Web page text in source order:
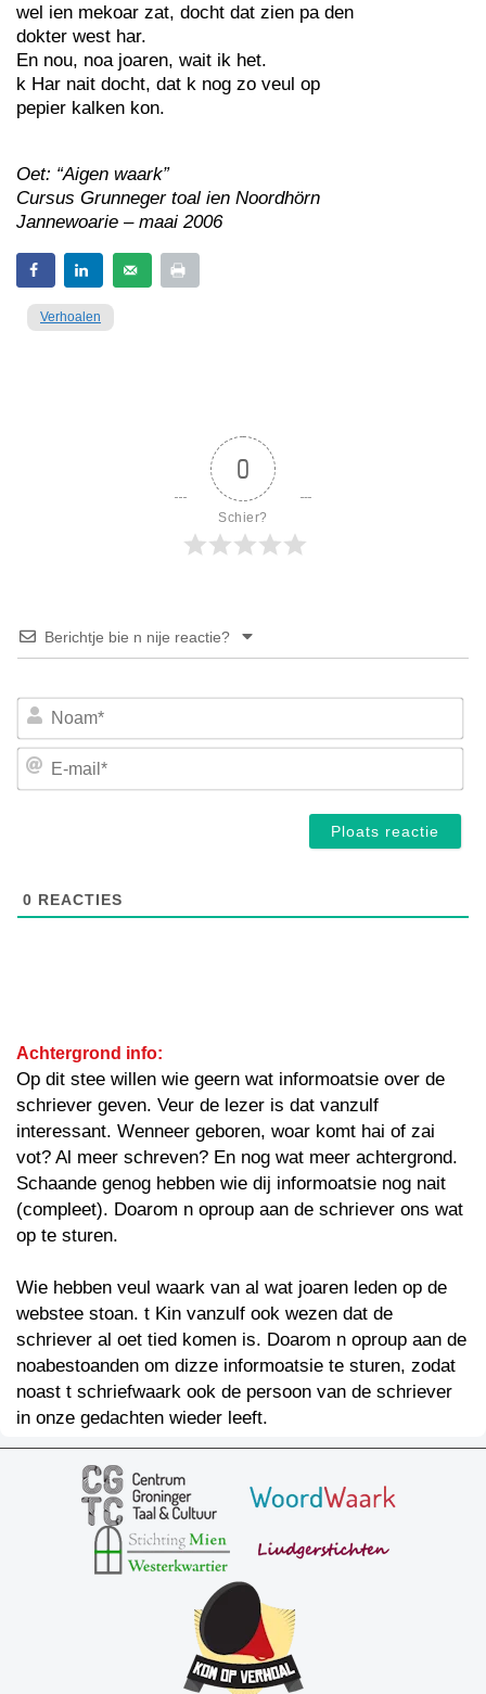
wel ien mekoar zat, docht dat zien pa den
dokter west har.
En nou, noa joaren, wait ik het.
k Har nait docht, dat k nog zo veul op
pepier kalken kon.
Oet: “Aigen waark”
Cursus Grunneger toal ien Noordhörn
Jannewoarie – maai 2006
Verhoalen
0
Schier?
Berichtje bie n nije reactie?
E-
0 REACTIES
Achtergrond info:
Op dit stee willen wie geern wat informoatsie over de
schriever geven. Veur de lezer is dat vanzulf
interessant. Wenneer geboren, woar komt hai of zai
vot? Al meer schreven? En nog wat meer achtergrond.
Schaande genog hebben wie dij informoatsie nog nait
(compleet). Doarom n oproup aan de schriever ons wat
op te sturen.
Wie hebben veul waark van al wat joaren leden op de
webstee stoan. t Kin vanzulf ook wezen dat de
schriever al oet tied komen is. Doarom n oproup aan de
noabestoanden om dizze informoatsie te sturen, zodat
noast t schriefwaark ook de persoon van de schriever
in onze gedachten wieder leeft.